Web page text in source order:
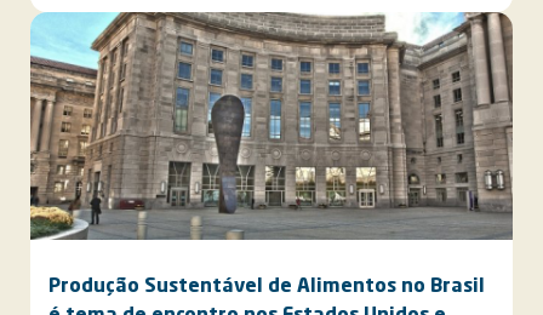
Produção Sustentável de Alimentos no Brasil